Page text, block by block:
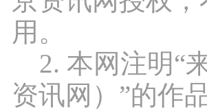
用。
2. 本网注明“
资讯网）”的作